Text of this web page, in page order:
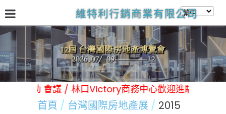
維特利行銷商業有限公司
關於我們 台灣國際房地產展 林口Victory商務中心 日
活動 會議 / 林口Victory商務中心歡迎進駐 / 南
首頁 台灣國際房地產展
2015